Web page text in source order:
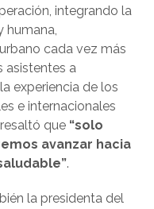
integrando la
humana,
cada vez más
asistentes a
experiencia de los
e internacionales
que “solo
avanzar hacia
.
la presidenta del